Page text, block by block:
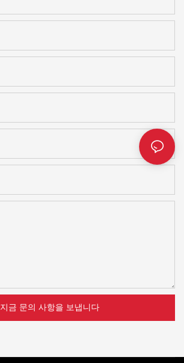
지금 문의 사항을 보냅니다